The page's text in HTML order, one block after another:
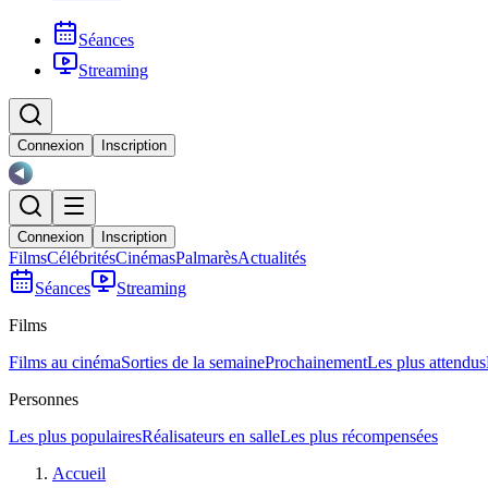
Séances
Streaming
Connexion Inscription
Connexion Inscription
FilmsCélébritésCinémasPalmarèsActualités
Séances
Streaming
Films
Films au cinémaSorties de la semaineProchainementLes plus attendus
Personnes
Les plus populairesRéalisateurs en salleLes plus récompensées
Accueil